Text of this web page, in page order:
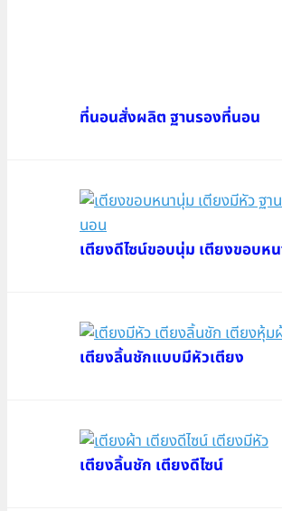
ที่นอนสั่งผลิต ฐานรองที่นอน
เตียงดีไซน์ขอบนุ่ม เตียงขอบห
เตียงลิ้นชักแบบมีหัวเตียง
เตียงลิ้นชัก เตียงดีไซน์